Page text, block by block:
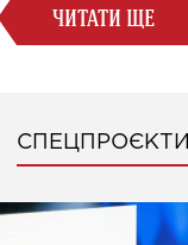
ЧИТАТИ ЩЕ
СПЕЦПРОЄКТИ